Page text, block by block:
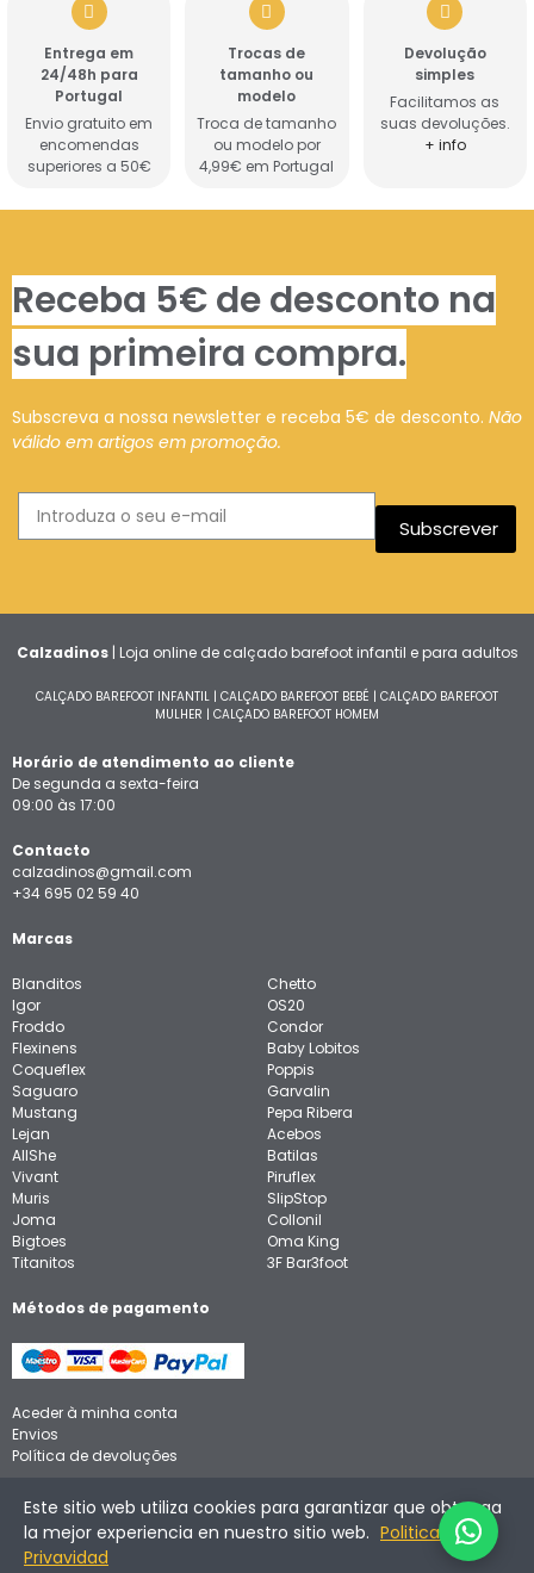
Entrega em
24/48h para
Portugal
Envio gratuito em
encomendas
superiores a 50€
Trocas de
tamanho ou
modelo
Troca de tamanho
ou modelo por
4,99€ em Portugal
Devolução
simples
Facilitamos as
suas devoluções.
+ info
Receba 5€ de desconto na
sua primeira compra.
Subscreva a nossa newsletter e receba 5€ de desconto. Não
válido em artigos em promoção.
Subscrever
Calzadinos| Loja online de calçado barefoot infantil e para adultos
CALÇADO BAREFOOT INFANTIL | CALÇADO BAREFOOT BEBÉ | CALÇADO BAREFOOT
MULHER | CALÇADO BAREFOOT HOMEM
Horário de atendimento ao cliente
De segunda a sexta-feira
09:00 às 17:00
Contacto
calzadinos@gmail.com
+34 695 02 59 40
Marcas
Blanditos
Igor
Froddo
Flexinens
Coqueflex
Saguaro
Mustang
Lejan
AllShe
Vivant
Muris
Joma
Bigtoes
Titanitos
Chetto
OS20
Condor
Baby Lobitos
Poppis
Garvalin
Pepa Ribera
Acebos
Batilas
Piruflex
SlipStop
Collonil
Oma King
3F Bar3foot
Métodos de pagamento
Aceder à minha conta
Envios
Política de devoluções
Aviso legal
Política de privacidade
Política de cookies
Este sitio web utiliza cookies para garantizar que obtenga
la mejor experiencia en nuestro sitio web. Politica de
Privavidad